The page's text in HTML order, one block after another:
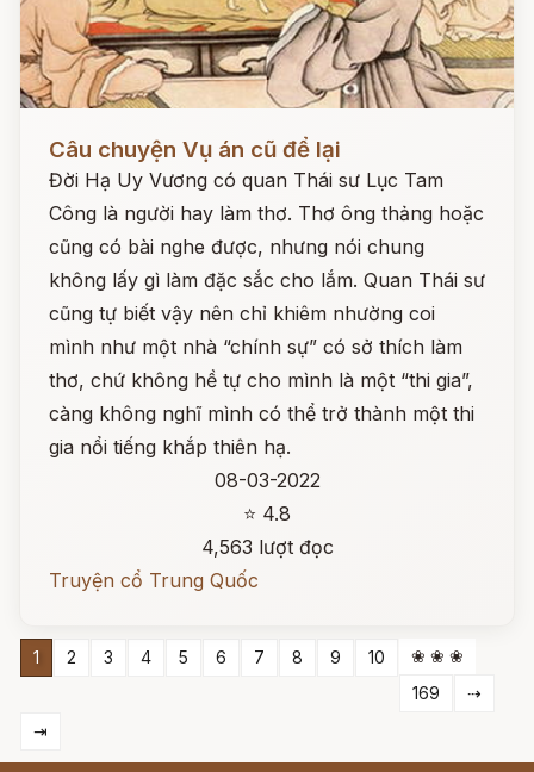
Câu chuyện Vụ án cũ để lại
Đời Hạ Uy Vương có quan Thái sư Lục Tam
Công là người hay làm thơ. Thơ ông thảng hoặc
cũng có bài nghe được, nhưng nói chung
không lấy gì làm đặc sắc cho lắm. Quan Thái sư
cũng tự biết vậy nên chỉ khiêm nhường coi
mình như một nhà “chính sự” có sở thích làm
thơ, chứ không hề tự cho mình là một “thi gia”,
càng không nghĩ mình có thể trở thành một thi
gia nổi tiếng khắp thiên hạ.
08-03-2022
⭐ 4.8
4,563 lượt đọc
Truyện cổ Trung Quốc
1 2 3 4 5 6 7 8 9 10
❀ ❀ ❀
169
⇢
⇥